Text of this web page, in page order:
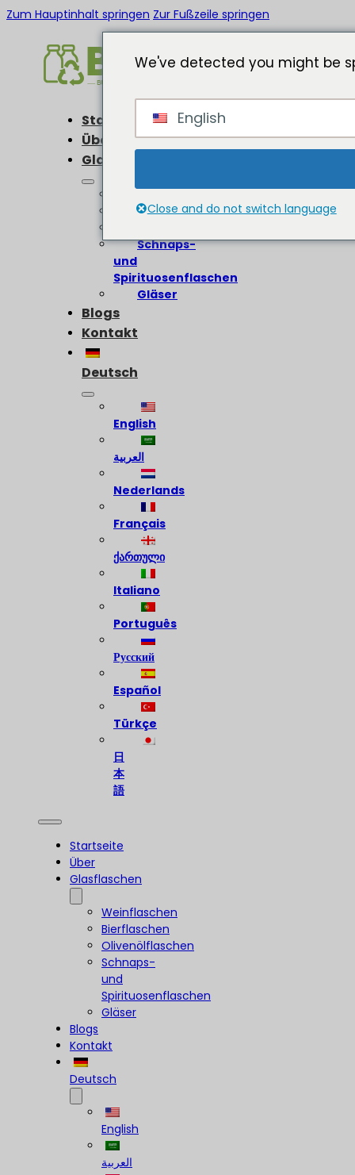
Zum Hauptinhalt springen Zur Fußzeile springen
Startseite
Über
Glasflaschen
Bierflaschen
Schnaps-
und
Spirituosenflaschen
Gläser
Blogs
Kontakt
Deutsch
English
العربية
Nederlands
Français
ქართული
Italiano
Português
Русский
Español
Türkçe
日
本
語
Startseite
Über
Glasflaschen
Weinflaschen
Bierflaschen
Olivenölflaschen
Schnaps-
und
Spirituosenflaschen
Gläser
Blogs
Kontakt
Deutsch
English
العربية
We've detected you might be
English
Close and do not switch language